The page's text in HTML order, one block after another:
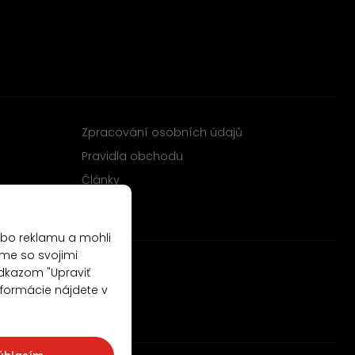
Zpracování osobních údajů
Pravidla obchodu
Články
reklamu a mohli
so svojimi
"Upraviť
nájdete v